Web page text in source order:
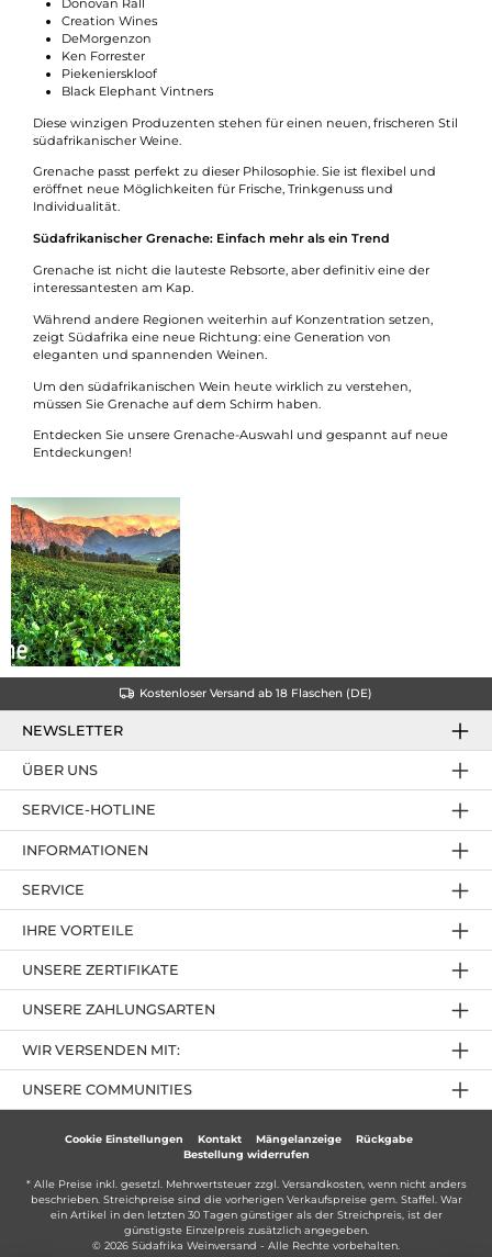
Creation Wines
DeMorgenzon
Ken Forrester
Piekenierskloof
Black Elephant Vintners
Diese winzigen Produzenten stehen für einen neuen, frischeren Stil
südafrikanischer Weine.
Grenache passt perfekt zu dieser Philosophie. Sie ist flexibel und
eröffnet neue Möglichkeiten für Frische, Trinkgenuss und
Individualität.
Südafrikanischer Grenache: Einfach mehr als ein Trend
Grenache ist nicht die lauteste Rebsorte, aber definitiv eine der
interessantesten am Kap.
Während andere Regionen weiterhin auf Konzentration setzen,
zeigt Südafrika eine neue Richtung: eine Generation von
eleganten und spannenden Weinen.
Um den südafrikanischen Wein heute wirklich zu verstehen,
müssen Sie Grenache auf dem Schirm haben.
Entdecken Sie unsere Grenache-Auswahl und gespannt auf neue
Entdeckungen!
Kostenloser Versand ab 18 Flaschen (DE)
NEWSLETTER
SERVICE-HOTLINE
IHRE VORTEILE
UNSERE ZAHLUNGSARTEN
ÜBER UNS
UNSERE ZERTIFIKATE
INFORMATIONEN
SERVICE
UNSERE COMMUNITIES
WIR VERSENDEN MIT:
Cookie Einstellungen Kontakt Mängelanzeige
Rückgabe
Bestellung widerrufen
* Alle Preise inkl. gesetzl. Mehrwertsteuer zzgl. Versandkosten, wenn nicht anders
beschrieben. Streichpreise sind die vorherigen Verkaufspreise gem. Staffel. War
ein Artikel in den letzten 30 Tagen günstiger als der Streichpreis, ist der
günstigste Einzelpreis zusätzlich angegeben.
© 2026 Südafrika Weinversand - Alle Rechte vorbehalten.